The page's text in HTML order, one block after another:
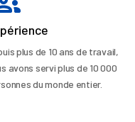
plus de 10 ans de travail,
avons servi plus de 10 000
du monde entier.